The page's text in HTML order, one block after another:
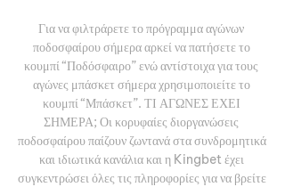
Για να φιλτράρετε το πρόγραμμα αγώνων
ποδοσφαίρου σήμερα αρκεί να πατήσετε το
κουμπί “Ποδόσφαιρο” ενώ αντίστοιχα για τους
αγώνες μπάσκετ σήμερα χρησιμοποιείτε το
κουμπί “Μπάσκετ”. ΤΙ ΑΓΩΝΕΣ ΕΧΕΙ
ΣΗΜΕΡΑ; Οι κορυφαίες διοργανώσεις
ποδοσφαίρου παίζουν ζωντανά στα συνδρομητικά
και ιδιωτικά κανάλια και η Kingbet έχει
συγκεντρώσει όλες τις πληροφορίες για να βρείτε